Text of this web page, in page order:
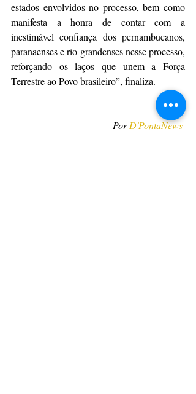
estados envolvidos no processo, bem como
manifesta a honra de contar com a
inestimável confiança dos pernambucanos,
paranaenses e rio-grandenses nesse processo,
reforçando os laços que unem a Força
Terrestre ao Povo brasileiro”, finaliza.
Por D'PontaNews